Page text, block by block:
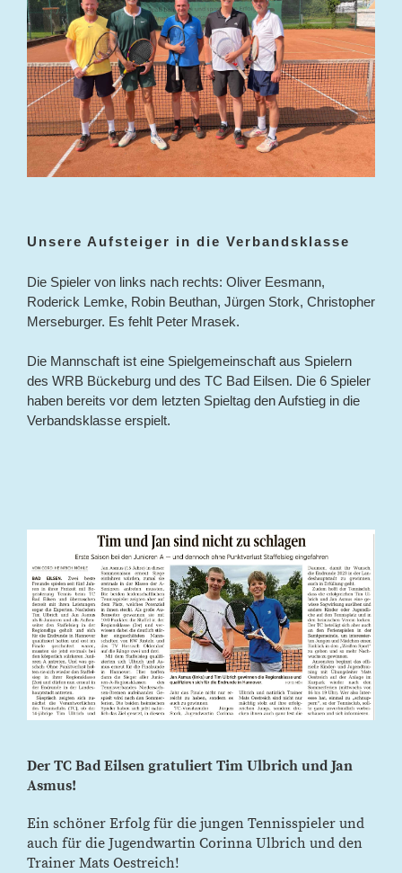
Unsere Aufsteiger in die Verbandsklasse
Die Spieler von links nach rechts: Oliver Eesmann,
Roderick Lemke, Robin Beuthan, Jürgen Stork, Christopher
Merseburger. Es fehlt Peter Mrasek.
Die Mannschaft ist eine Spielgemeinschaft aus Spielern
des WRB Bückeburg und des TC Bad Eilsen. Die 6 Spieler
haben bereits vor dem letzten Spieltag den Aufstieg in die
Verbandsklasse erspielt.
Der TC Bad Eilsen gratuliert Tim Ulbrich und Jan
Asmus!
Ein schöner Erfolg für die jungen Tennisspieler und
auch für die Jugendwartin Corinna Ulbrich und den
Trainer Mats Oestreich!